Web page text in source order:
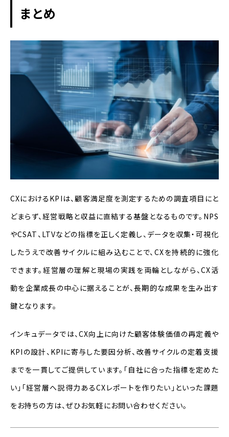
まとめ
CXにおけるKPIは、顧客満足度を測定するための調査項目にと
どまらず、経営戦略と収益に直結する基盤となるものです。NPS
やCSAT、LTVなどの指標を正しく定義し、データを収集・可視化
したうえで改善サイクルに組み込むことで、CXを持続的に強化
できます。経営層の理解と現場の実践を両輪としながら、CX活
動を企業成長の中心に据えることが、長期的な成果を生み出す
鍵となります。
インキュデータでは、CX向上に向けた顧客体験価値の再定義や
KPIの設計、KPIに寄与した要因分析、改善サイクルの定着支援
までを一貫してご提供しています。 「自社に合った指標を定めた
い」「経営層へ説得力あるCXレポートを作りたい」といった課題
をお持ちの方は、ぜひお気軽にお問い合わせください。